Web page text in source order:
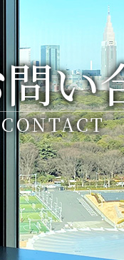
い
CONTACT